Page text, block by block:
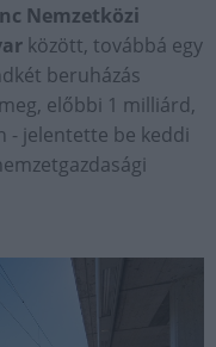
Nemzetközi
között, továbbá egy
beruházás
előbbi 1 milliárd,
- jelentette be keddi